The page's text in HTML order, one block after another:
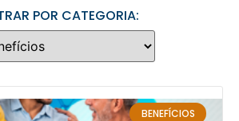
POR CATEGORIA:
BENEFÍCIOS